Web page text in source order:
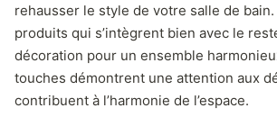
rehausser le style de votre salle de
produits qui s’intègrent bien avec le
décoration pour un ensemble
touches démontrent une attention aux
contribuent à l’harmonie de l’espace.